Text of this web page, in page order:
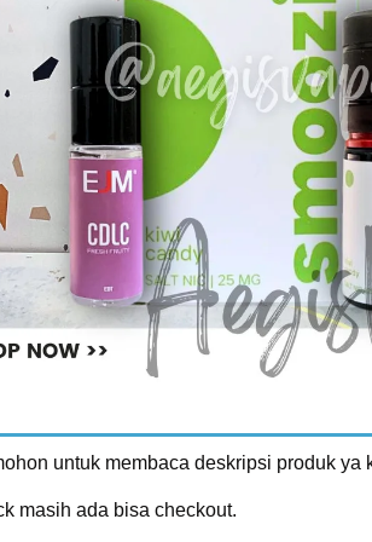
untuk membaca deskripsi produk ya
masih ada bisa checkout.